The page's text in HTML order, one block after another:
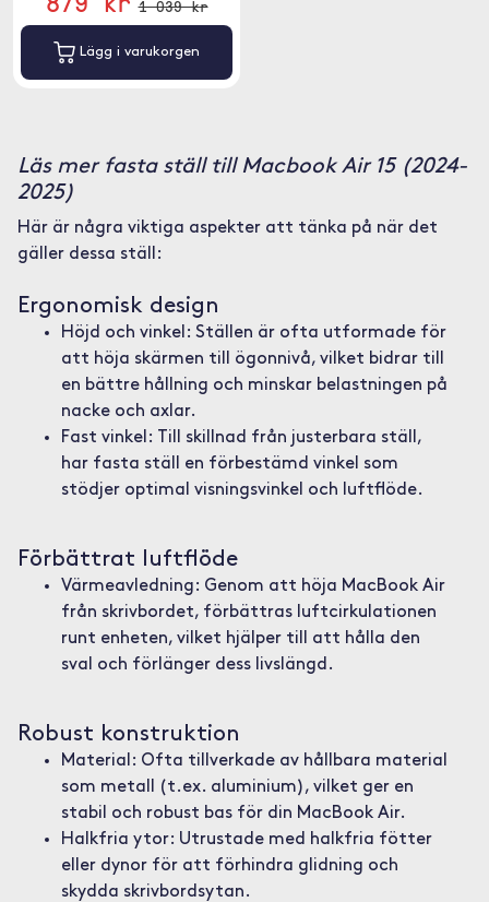
1 039 kr
Lägg i varukorgen
Läs mer fasta ställ till Macbook Air 15 (2024-
2025)
Här är några viktiga aspekter att tänka på när det
gäller dessa ställ:
Ergonomisk design
Höjd och vinkel: Ställen är ofta utformade för
att höja skärmen till ögonnivå, vilket bidrar till
en bättre hållning och minskar belastningen på
nacke och axlar.
Fast vinkel: Till skillnad från justerbara ställ,
har fasta ställ en förbestämd vinkel som
stödjer optimal visningsvinkel och luftflöde.
Förbättrat luftflöde
Värmeavledning: Genom att höja MacBook Air
från skrivbordet, förbättras luftcirkulationen
runt enheten, vilket hjälper till att hålla den
sval och förlänger dess livslängd.
Robust konstruktion
Material: Ofta tillverkade av hållbara material
som metall (t.ex. aluminium), vilket ger en
stabil och robust bas för din MacBook Air.
Halkfria ytor: Utrustade med halkfria fötter
eller dynor för att förhindra glidning och
skydda skrivbordsytan.